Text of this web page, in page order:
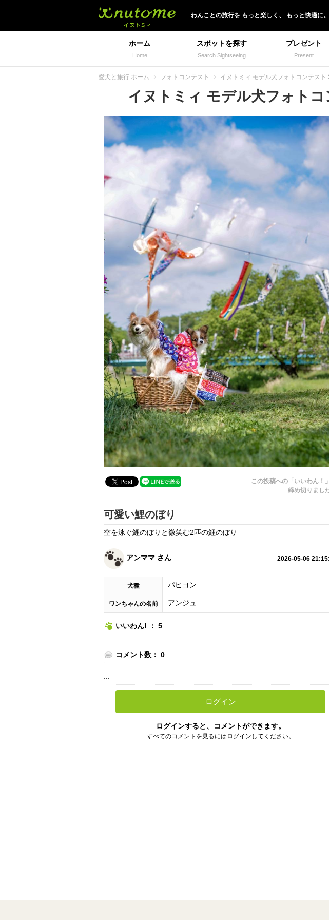
わんことの旅行を もっと楽しく、 もっと快適に。
ホーム
Home
スポットを探す
Search Sightseeing
プレゼント
Present
愛犬と旅行 ホーム フォトコンテスト イヌトミィ モデル犬フォトコンテスト
イヌトミィ モデル犬フォト
この投稿への「いいわん！
締め切りました
可愛い鯉のぼり
空を泳ぐ鯉のぼりと微笑む2匹の鯉のぼり
アンママ さん 2026-05-06
犬種 パピヨン
ワンちゃんの名前 アンジュ
いいわん! ： 5
コメント数： 0
ログイン
ログインすると、コメントができます。
すべてのコメントを見るにはログインしてください。